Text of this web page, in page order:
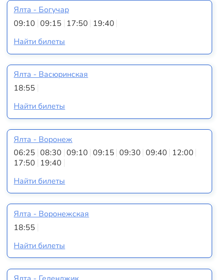
Ялта - Богучар
09:10 09:15 17:50 19:40
Найти билеты
Ялта - Васюринская
18:55
Найти билеты
Ялта - Воронеж
06:25 08:30 09:10 09:15 09:30 09:40 12:00
17:50 19:40
Найти билеты
Ялта - Воронежская
18:55
Найти билеты